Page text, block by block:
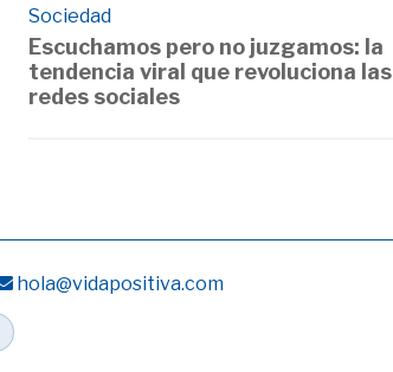
Sociedad
Escuchamos pero no juzgamos: la
tendencia viral que revoluciona las
redes sociales
hola@vidapositiva.com